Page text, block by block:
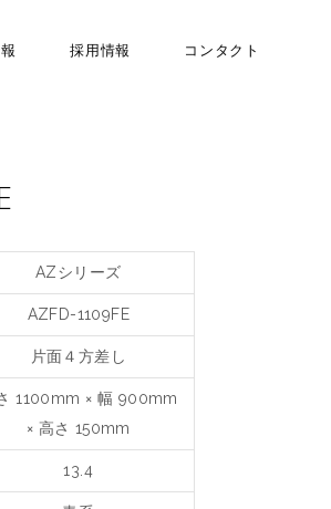
採用情報 コンタクト
AZシリーズ
AZFD-1109FE
片面４方差し
1100mm × 幅 900mm
× 高さ 150mm
13.4